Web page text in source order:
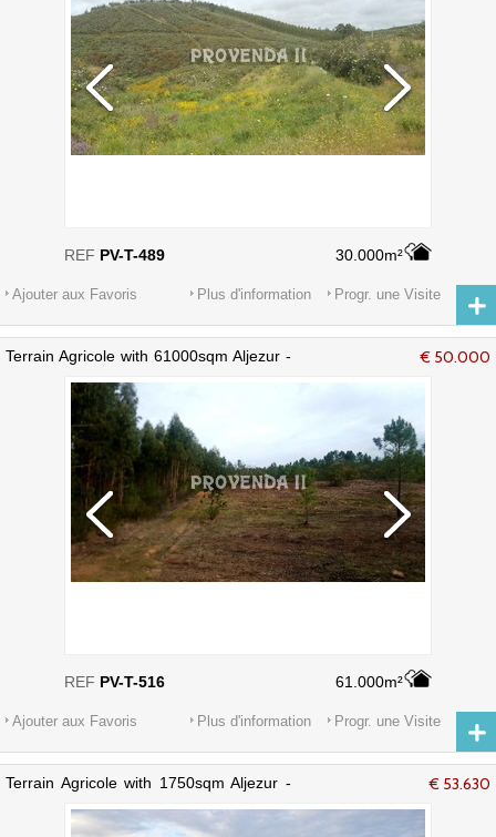
30.000m²
REF PV-T-489
Ajouter aux Favoris Progr. une Visite
Plus d'information
€ 50.000
Terrain Agricole with 61000sqm Aljezur -
61.000m²
REF PV-T-516
Ajouter aux Favoris Progr. une Visite
Plus d'information
€ 53.630
Terrain Agricole with 1750sqm Aljezur -